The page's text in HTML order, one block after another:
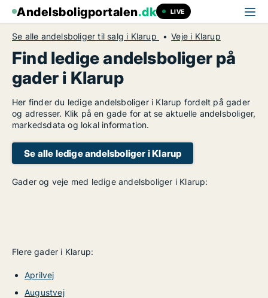
Andelsboligportalen.dk LIVE
Se alle andelsboliger til salg i Klarup Veje i Klarup
Find ledige andelsboliger på
gader i Klarup
Her finder du ledige andelsboliger i Klarup fordelt på gader
og adresser. Klik på en gade for at se aktuelle andelsboliger,
markedsdata og lokal information.
Se alle ledige andelsboliger i Klarup
Gader og veje med ledige andelsboliger i Klarup:
Flere gader i Klarup:
Aprilvej
Augustvej